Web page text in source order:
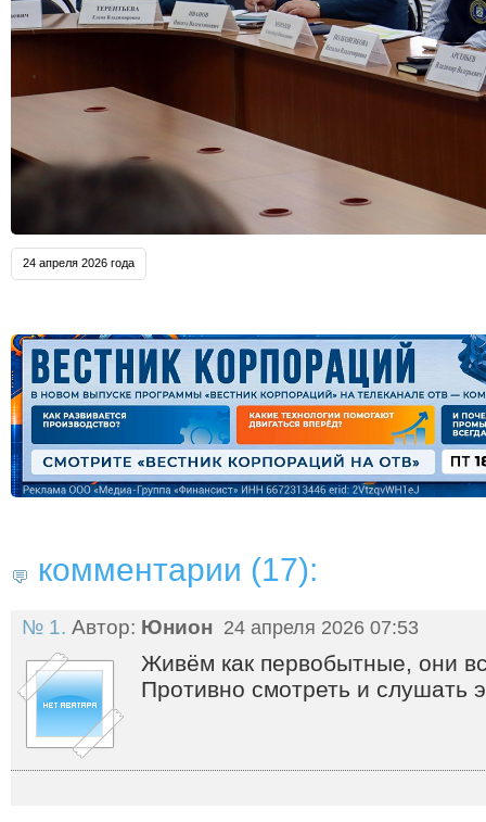
24 апреля 2026 года
комментарии (17):
№ 1. Автор: Юнион 24 апреля 2026 07:53
Живём как первобытные, они
Противно смотреть и слушать